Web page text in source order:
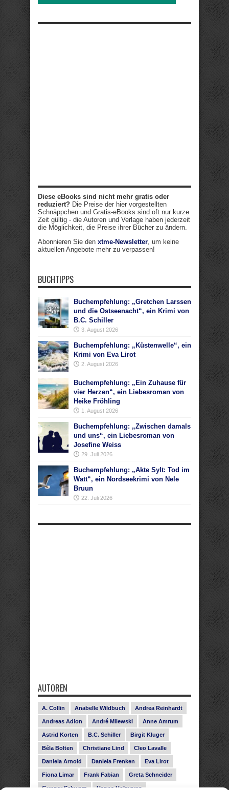
Diese eBooks sind nicht mehr gratis oder
reduziert? Die Preise der hier vorgestellten
Schnäppchen und Gratis-eBooks sind oft nur kurze
Zeit gültig - die Autoren und Verlage haben jederzeit
die Möglichkeit, die Preise ihrer Bücher zu ändern.
Abonnieren Sie den xtme-Newsletter, um keine
aktuellen Angebote mehr zu verpassen!
BUCHTIPPS
Buchempfehlung: „Gretchen Larssen
und die Ostseenacht“, ein Krimi von
B.C. Schiller
3. August 2026
Buchempfehlung: „Küstenwelle“, ein
Krimi von Eva Lirot
2. August 2026
Buchempfehlung: „Ein Zuhause für
vier Herzen“, ein Liebesroman von
Heike Fröhling
1. August 2026
Buchempfehlung: „Zwischen damals
und uns“, ein Liebesroman von
Josefine Weiss
29. Juli 2026
Buchempfehlung: „Akte Sylt: Tod im
Watt“, ein Nordseekrimi von Nele
Bruun
22. Juli 2026
AUTOREN
A. Collin Anabelle Wildbuch Andrea Reinhardt
Andreas Adlon André Milewski Anne Amrum
Astrid Korten B.C. Schiller Birgit Kluger
Béla Bolten Christiane Lind Cleo Lavalle
Daniela Arnold Daniela Frenken Eva Lirot
Fiona Limar Frank Fabian Greta Schneider
Gunnar Schwarz Hanna Holmgren